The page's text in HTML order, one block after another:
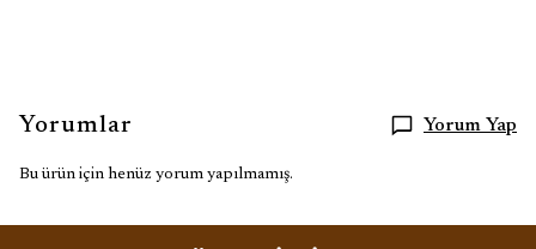
Yorumlar Yorum Yap
Bu ürün için henüz yorum yapılmamış.